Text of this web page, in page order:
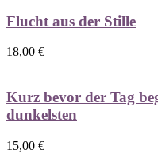
Flucht aus der Stille
18,00 €
Kurz bevor der Tag
dunkelsten
15,00 €